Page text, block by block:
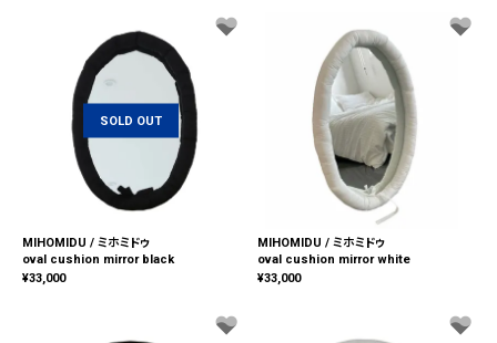
SOLD OUT
MIHOMIDU / ミホミドゥ
oval cushion mirror black
¥33,000
MIHOMIDU / ミホミドゥ
oval cushion mirror white
¥33,000